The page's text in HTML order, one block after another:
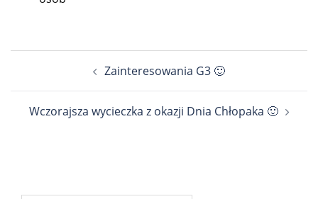
Zainteresowania G3 🙂
Wczorajsza wycieczka z okazji Dnia Chłopaka 🙂